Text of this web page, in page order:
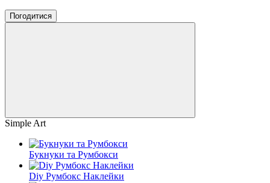
Погодитися
Simple Art
Букнуки та Румбокси
Diy Румбокс Наклейки